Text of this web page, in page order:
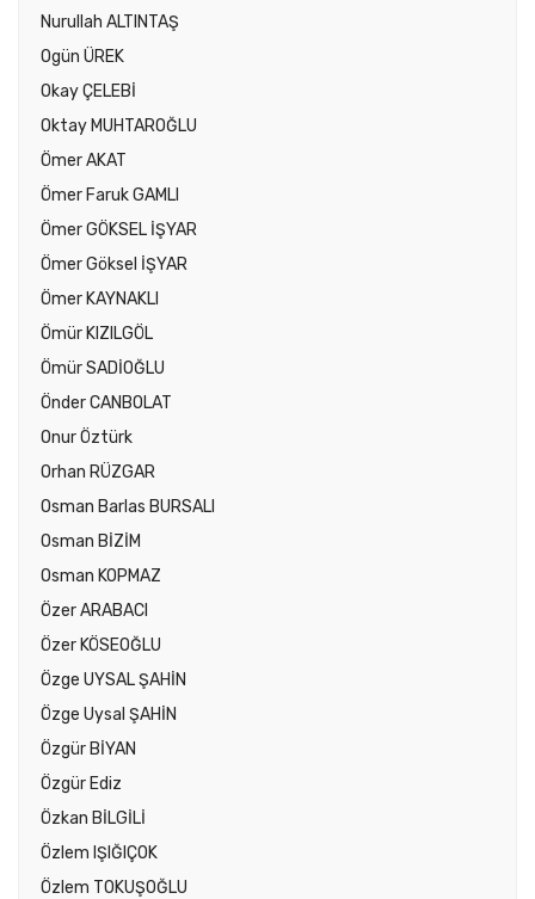
Nurullah ALTINTAŞ
Ogün ÜREK
Okay ÇELEBİ
Oktay MUHTAROĞLU
Ömer AKAT
Ömer Faruk GAMLI
Ömer GÖKSEL İŞYAR
Ömer Göksel İŞYAR
Ömer KAYNAKLI
Ömür KIZILGÖL
Ömür SADİOĞLU
Önder CANBOLAT
Onur Öztürk
Orhan RÜZGAR
Osman Barlas BURSALI
Osman BİZİM
Osman KOPMAZ
Özer ARABACI
Özer KÖSEOĞLU
Özge UYSAL ŞAHİN
Özge Uysal ŞAHİN
Özgür BİYAN
Özgür Ediz
Özkan BİLGİLİ
Özlem IŞIĞIÇOK
Özlem TOKUŞOĞLU